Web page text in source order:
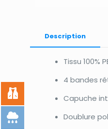
Description
Tissu 100%
4 bandes
Capuche
Doublure